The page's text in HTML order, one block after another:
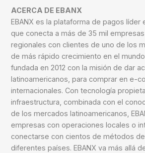
ACERCA DE EBANX
EBANX es la plataforma de pagos líder
que conecta a más de 35 mil
regionales con clientes de uno de los
de más rápido crecimiento en el
fundada en 2012 con la misión de dar
latinoamericanos, para comprar en e-
internacionales. Con tecnología
infraestructura, combinada con el
de los mercados latinoamericanos,
empresas con operaciones locales o
conectarse con cientos de métodos
diferentes países. EBANX va más allá